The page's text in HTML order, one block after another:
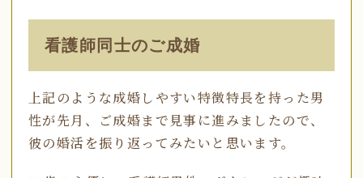
看護師同士のご成婚
上記のような成婚しやすい特徴特長を持った男
性が先月、ご成婚まで見事に進みましたので、
彼の婚活を振り返ってみたいと思います。